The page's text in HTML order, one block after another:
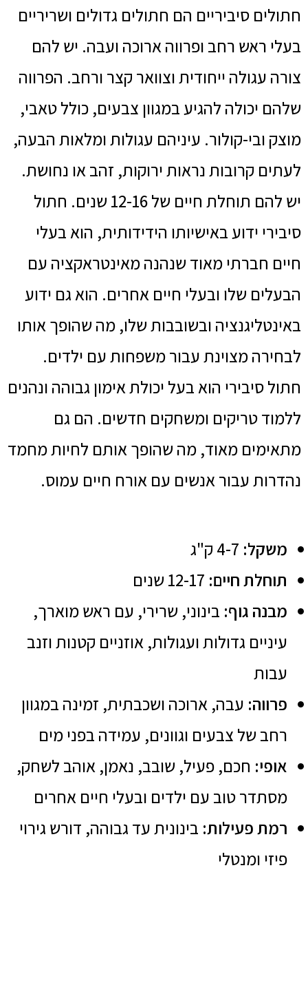
חתולים סיביריים הם חתולים גדולים ושריריים
בעלי ראש רחב ופרווה ארוכה ועבה. יש להם
צורה עגולה ייחודית וצוואר קצר ורחב. הפרווה
שלהם יכולה להגיע במגוון צבעים, כולל טאבי,
מוצק ובי-קולור. עיניהם עגולות ומלאות הבעה,
לעתים קרובות נראות ירוקות, זהב או נחושת.
יש להם תוחלת חיים של 12-16 שנים. חתול
סיבירי ידוע באישיותו הידידותית, הוא בעלי
חיים חברתי מאוד שנהנה מאינטראקציה עם
הבעלים שלו ובעלי חיים אחרים. הוא גם ידוע
באינטליגנציה ובשובבות שלו, מה שהופך אותו
לבחירה מצוינת עבור משפחות עם ילדים.
חתול סיבירי הוא בעל יכולת אימון גבוהה ונהנים
ללמוד טריקים ומשחקים חדשים. הם גם
מתאימים מאוד, מה שהופך אותם לחיות מחמד
נהדרות עבור אנשים עם אורח חיים עמוס.
משקל:
תוחלת חיים:
מבנה גוף: בינוני, שרירי, עם ראש מוארך,
עיניים גדולות ועגולות, אוזניים קטנות וזנב
עבות
פרווה: עבה, ארוכה ושכבתית, זמינה במגוון
רחב של צבעים וגוונים, עמידה בפני מים
אופי: חכם, פעיל, שובב, נאמן, אוהב לשחק,
מסתדר טוב עם ילדים ובעלי חיים אחרים
רמת פעילות: בינונית עד גבוהה, דורש גירוי
פיזי ומנטלי